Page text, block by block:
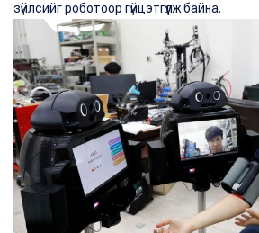
зүйлсийг роботоор гүйцэтгүүлж байна.